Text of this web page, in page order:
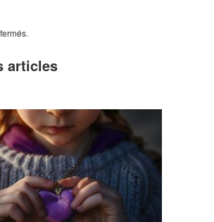
articles